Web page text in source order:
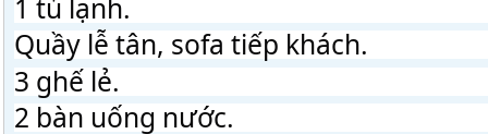
1 tủ lạnh.
Quầy lễ tân, sofa tiếp khách.
3 ghế lẻ.
2 bàn uống nước.